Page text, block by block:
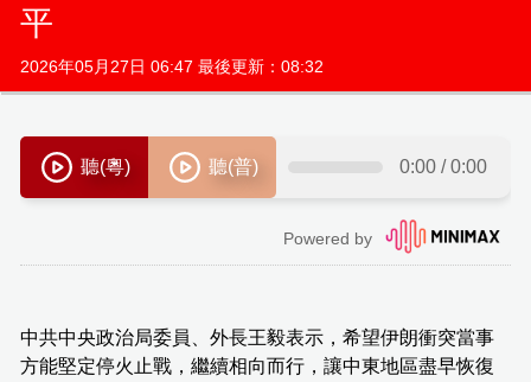
平
2026年05月27日 06:47 最後更新：08:32
中共中央政治局委員、外長王毅表示，希望伊朗衝突當事
方能堅定停火止戰，繼續相向而行，讓中東地區盡早恢復